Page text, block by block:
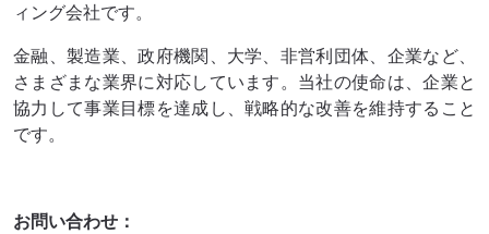
ィング会社です。
金融、製造業、政府機関、大学、非営利団体、企業など、
さまざまな業界に対応しています。当社の使命は、企業と
協力して事業目標を達成し、戦略的な改善を維持すること
です。
お問い合わせ：